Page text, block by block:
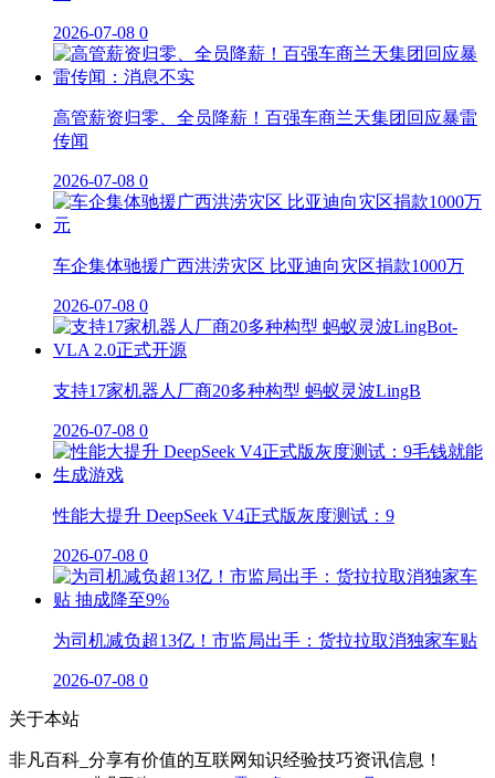
2026-07-08 0
高管薪资归零、全员降薪！百强车商兰天集团回应暴雷
传闻
2026-07-08 0
车企集体驰援广西洪涝灾区 比亚迪向灾区捐款1000万
2026-07-08 0
支持17家机器人厂商20多种构型 蚂蚁灵波LingB
2026-07-08 0
性能大提升 DeepSeek V4正式版灰度测试：9
2026-07-08 0
为司机减负超13亿！市监局出手：货拉拉取消独家车贴
2026-07-08 0
关于本站
非凡百科_分享有价值的互联网知识经验技巧资讯信息！